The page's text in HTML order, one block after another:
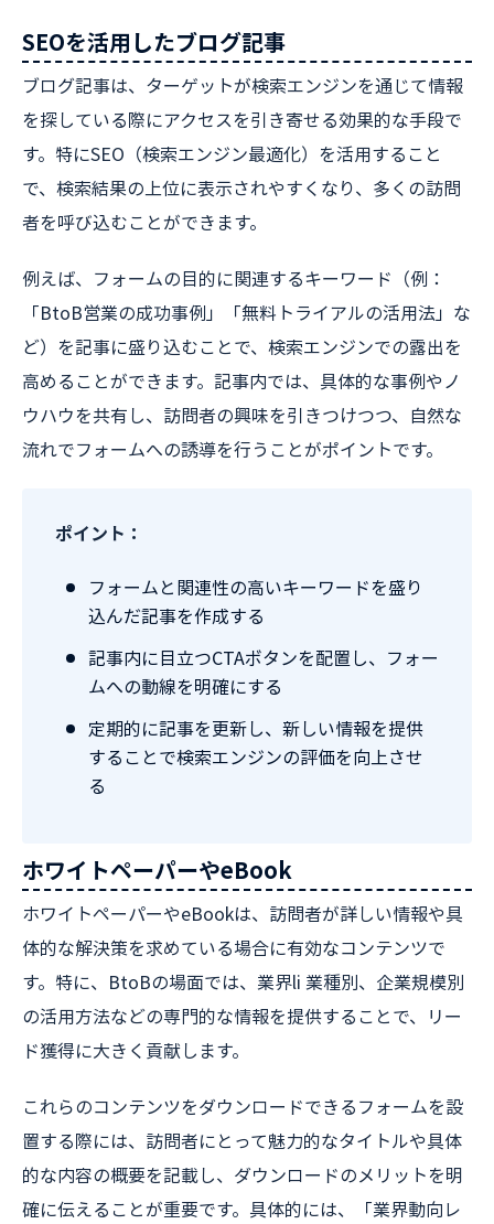
SEOを活用したブログ記事
ブログ記事は、ターゲットが検索エンジンを通じて情報
を探している際にアクセスを引き寄せる効果的な手段で
す。特にSEO（検索エンジン最適化）を活用すること
で、検索結果の上位に表示されやすくなり、多くの訪問
者を呼び込むことができます。
例えば、フォームの目的に関連するキーワード（例：
「BtoB営業の成功事例」「無料トライアルの活用法」な
ど）を記事に盛り込むことで、検索エンジンでの露出を
高めることができます。記事内では、具体的な事例やノ
ウハウを共有し、訪問者の興味を引きつけつつ、自然な
流れでフォームへの誘導を行うことがポイントです。
ポイント：
フォームと関連性の高いキーワードを盛り
込んだ記事を作成する
記事内に目立つCTAボタンを配置し、フォー
ムへの動線を明確にする
定期的に記事を更新し、新しい情報を提供
することで検索エンジンの評価を向上させ
る
ホワイトペーパーやeBook
ホワイトペーパーやeBookは、訪問者が詳しい情報や具
体的な解決策を求めている場合に有効なコンテンツで
す。特に、BtoBの場面では、業界li 業種別、企業規模別
の活用方法などの専門的な情報を提供することで、リー
ド獲得に大きく貢献します。
これらのコンテンツをダウンロードできるフォームを設
置する際には、訪問者にとって魅力的なタイトルや具体
的な内容の概要を記載し、ダウンロードのメリットを明
確に伝えることが重要です。具体的には、「業界動向レ